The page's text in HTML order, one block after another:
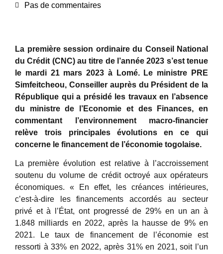
Pas de commentaires
La première session ordinaire du Conseil National
du Crédit (CNC) au titre de l’année 2023 s’est tenue
le mardi 21 mars 2023 à Lomé. Le ministre PRE
Simfeitcheou, Conseiller auprès du Président de la
République qui a présidé les travaux en l’absence
du ministre de l’Economie et des Finances, en
commentant l’environnement macro-financier
relève trois principales évolutions en ce qui
concerne le financement de l’économie togolaise.
La première évolution est relative à l’accroissement
soutenu du volume de crédit octroyé aux opérateurs
économiques. « En effet, les créances intérieures,
c’est-à-dire les financements accordés au secteur
privé et à l’État, ont progressé de 29% en un an à
1.848 milliards en 2022, après la hausse de 9% en
2021. Le taux de financement de l’économie est
ressorti à 33% en 2022, après 31% en 2021, soit l’un